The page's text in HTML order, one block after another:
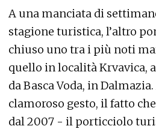
A una manciata di
stagione turistica, l’altro
chiuso uno tra i più noti
quello in località Krvavica,
da Basca Voda, in
clamoroso gesto, il fatto
dal 2007 - il porticciolo